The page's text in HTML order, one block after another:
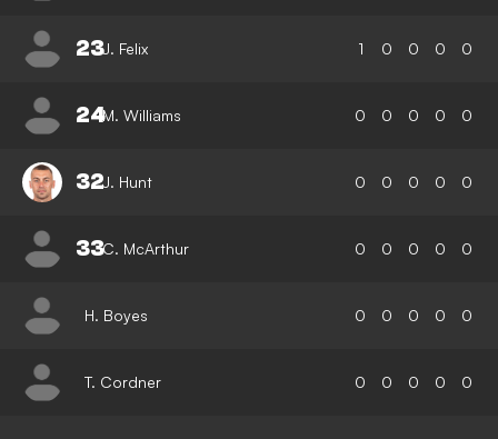
23J. Felix 1 0 0 0 0
24M. Williams 0 0 0 0 0
32J. Hunt 0 0 0 0 0
33C. McArthur 0 0 0 0 0
H. Boyes 0 0 0 0 0
T. Cordner 0 0 0 0 0